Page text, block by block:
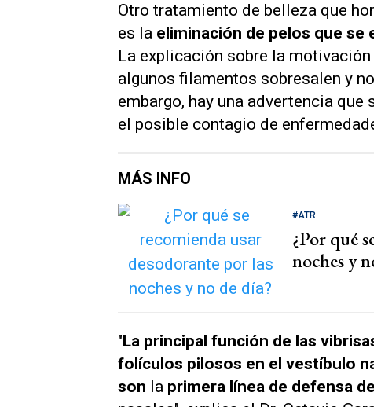
Otro tratamiento de belleza que
es la eliminación de pelos que se
La explicación sobre la
algunos filamentos sobresalen y
embargo, hay una advertencia que
el posible contagio de
MÁS INFO
#ATR
¿Por qué
noches y
"La principal función de las
folículos pilosos en el vestíbulo
son la primera línea de defensa